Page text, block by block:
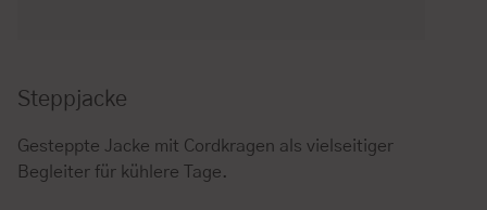
Steppjacke
Gesteppte Jacke mit Cordkragen als vielseitiger
Begleiter für kühlere Tage.